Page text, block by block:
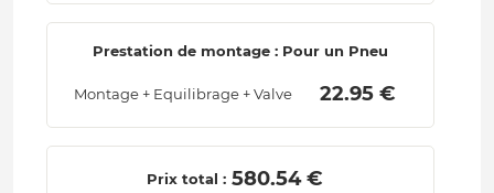
Prestation de montage : Pour un Pneu
Montage + Equilibrage + Valve 22.95 €
Prix total : 580.54 €